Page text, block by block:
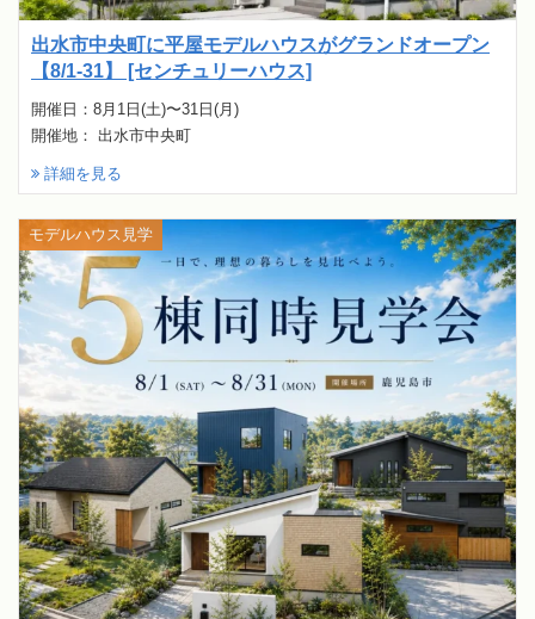
出水市中央町に平屋モデルハウスがグランドオープン
【8/1-31】 [センチュリーハウス]
開催日：8月1日(土)〜31日(月)
開催地： 出水市中央町
詳細を見る
モデルハウス見学